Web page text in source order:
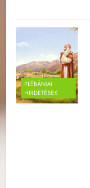
PLÉBÁNIAI
HIRDETÉSEK